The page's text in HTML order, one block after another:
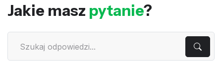
Jakie masz pytanie?